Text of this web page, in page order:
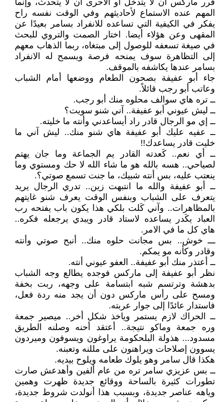
قرر ماركس أن لا يتدخل أو الأحرى أن لا يتحدث، وإنما
المهم عنده الاستماع لأحاديثهم وفي الوقت نفسه راح
يفكر في الكيفية التي تساعده للانفراد بسامر بعيدًا عن
المقهى وعن هؤلاء أيضا. اختار الصمت والتروي للبحث
في صيغة تسعفه للوصول إلى مبتغاه، ربما الذهاب معهم
إلى التظاهرة سوف يمنحه فرصة ويسمح له الانفراد
بسامر عندها يكاشفه بالموقف.
جاء أبو عفيفة بصحون الطعام ووضعها أمام الشباب
وعاتب أبو رجب قائلاً.
ــ تره هاي سوالف محلوه منك أبو رجب.
ــ ليش عيوني أبو عفيفة.. آني شنو سويت؟
ــ إي مو الرجال قادر راد أيساعدني وأنته ما خليته.
ــ عفيه عليك أبو عفيفة هاي شنو منك.. ليش آني ما
خليت قادر يساعدك!!
ــ أي نعم.. كَعدته القادر يم الجماعة وما جان يهتم
لصياحي.. هسه بالله هو ما شاء الله لا حك ومستوي وما
ينعتب عليه، بس أنته شبيك، ما جنت تسمع صوتي؟.
ــ أبو عفيفة والله ما انتبهت زين.. تدري الرجال يريد
يتعرف على الشباب وبنفس الوقت يعرف شنو غايتهم
بالمظاهرات.. وآني كَلت بلكي هذا يكون باب يفتحه رب
العباد يكَدر يساعده لاستاد قادر ويبدي يرجعله فكره..
هاي كل ما في الامر.
ـــ خوش.. بس مجانت حلوه منك.. أنبح صوتي وأنته
وقادر وكأنه مو يمكم.
ــ أعتذر منك أبو عفيفة.. العفو عيوني أنته.
نظر أبو عفيفة إلى ماركس فوجده يطالع وجه الشباب
بدهشة وترتسم شبه ابتسامة على وجهه، ربت بخفة
ومسح على رأس ماركس دون أن يجد منه ردة فعل،
فاستدار عائدًا إلى جوار عربته.
ــ الحراك لازم يستمر وياخذ شكل أخر.. ميصير جمعة
وره جمعة وماكو نتيجة.. أعتقد أحنه وصلنه الطريق
مسدود... هذولة البلحكومة يراوغون ويسوفون وميردون
يسوون إصلاحات ويراهنون على مللنه وتعبنه.
هكذا قال سامر وهو يلوك طعامه ويلوح بيديه.
ــ بس عزيزي سامر تره من عام ألفين وأهدعش صارت
تطورات كثيرة بالساحة ووقائع جديدة ظهرت وهمين
وياهه عناصر جديدة، وبسبب هذا أنولدت شروط جديدة،